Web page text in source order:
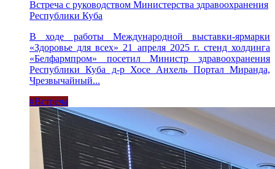
Встреча с руководством Министерства здравоохранения
Республики Куба
В ходе работы Международной выставки-ярмарки
«Здоровье для всех» 21 апреля 2025 г. стенд холдинга
«Белфармпром» посетил Министр здравоохранения
Республики Куба д-р Хосе Анхель Портал Миранда,
Чрезвычайный...
#Встреча